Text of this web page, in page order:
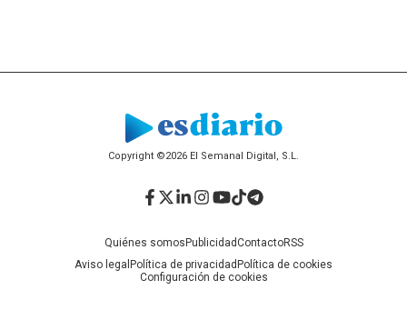
Copyright ©2026 El Semanal Digital, S.L.
Quiénes somos PublicidadContactoRSS
Aviso legal Política de privacidad Política de cookies
Configuración de cookies
Facebook
Twitter
LinkedIn
Instagram
YouTube
TikTok
Telegram